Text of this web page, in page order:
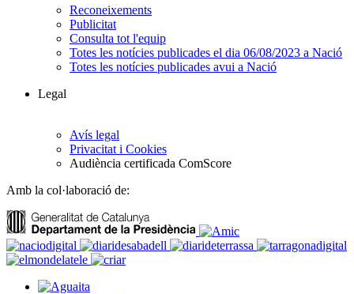
Reconeixements
Publicitat
Consulta tot l'equip
Totes les notícies publicades el dia 06/08/2023 a Nació
Totes les notícies publicades avui a Nació
Legal
Avís legal
Privacitat i Cookies
Audiència certificada ComScore
Amb la col·laboració de: